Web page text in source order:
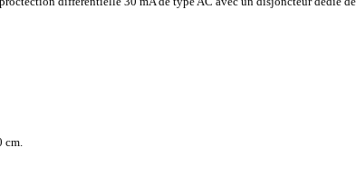
cm.